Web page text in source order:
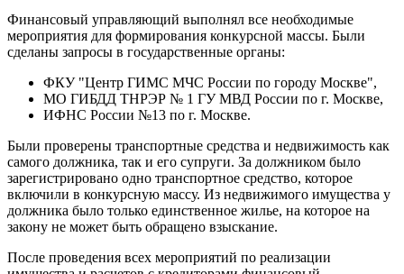
Финансовый управляющий выполнял все необходимые
мероприятия для формирования конкурсной массы. Были
сделаны запросы в государственные органы:
ФКУ "Центр ГИМС МЧС России по городу Москве",
МО ГИБДД ТНРЭР № 1 ГУ МВД России по г. Москве,
ИФНС России №13 по г. Москве.
Были проверены транспортные средства и недвижимость как
самого должника, так и его супруги. За должником было
зарегистрировано одно транспортное средство, которое
включили в конкурсную массу. Из недвижимого имущества у
должника было только единственное жилье, на которое на
закону не может быть обращено взыскание.
После проведения всех мероприятий по реализации